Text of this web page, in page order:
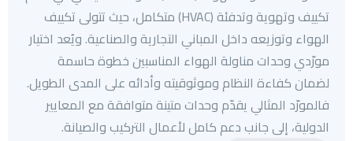
تكييف وتهوية وتدفئة (HVAC) متكامل، حيث تتولى تكييف
الهواء وتوزيعه داخل المباني التجارية والصناعية. ويُعد اختيار
مورّدي وحدات مناولة الهواء المناسبين خطوة حاسمة
لضمان كفاءة النظام وموثوقيته وأدائه على المدى الطويل.
فالمورّد المثالي يقدّم وحدات متينة متوافقة مع المعايير
الدولية، إلى جانب دعم كامل لأعمال التركيب والصيانة.